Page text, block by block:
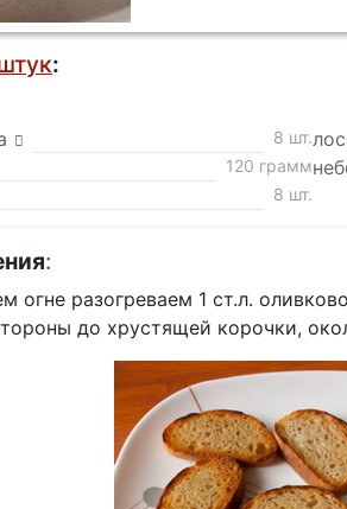
:
8 шт.
120 грамм
8 шт.
:
огне разогреваем 1 ст.л.
до хрустящей корочки,